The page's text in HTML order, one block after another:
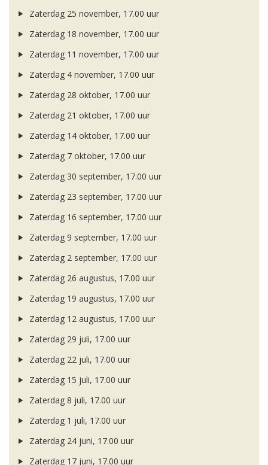
Zaterdag 25 november, 17.00 uur
Zaterdag 18 november, 17.00 uur
Zaterdag 11 november, 17.00 uur
Zaterdag 4 november, 17.00 uur
Zaterdag 28 oktober, 17.00 uur
Zaterdag 21 oktober, 17.00 uur
Zaterdag 14 oktober, 17.00 uur
Zaterdag 7 oktober, 17.00 uur
Zaterdag 30 september, 17.00 uur
Zaterdag 23 september, 17.00 uur
Zaterdag 16 september, 17.00 uur
Zaterdag 9 september, 17.00 uur
Zaterdag 2 september, 17.00 uur
Zaterdag 26 augustus, 17.00 uur
Zaterdag 19 augustus, 17.00 uur
Zaterdag 12 augustus, 17.00 uur
Zaterdag 29 juli, 17.00 uur
Zaterdag 22 juli, 17.00 uur
Zaterdag 15 juli, 17.00 uur
Zaterdag 8 juli, 17.00 uur
Zaterdag 1 juli, 17.00 uur
Zaterdag 24 juni, 17.00 uur
Zaterdag 17 juni, 17.00 uur